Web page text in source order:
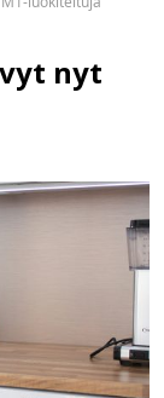
nyt